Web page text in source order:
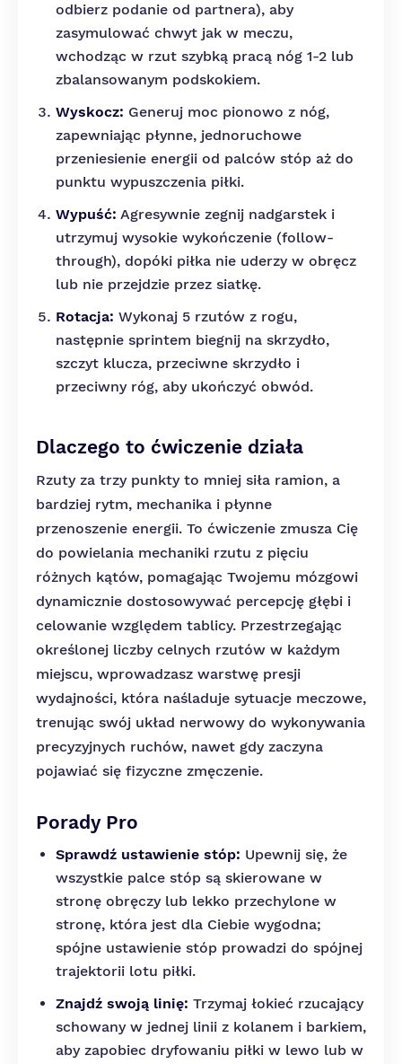
odbierz podanie od partnera), aby
zasymulować chwyt jak w meczu,
wchodząc w rzut szybką pracą nóg 1-2 lub
zbalansowanym podskokiem.
Wyskocz: Generuj moc pionowo z nóg,
zapewniając płynne, jednoruchowe
przeniesienie energii od palców stóp aż do
punktu wypuszczenia piłki.
Wypuść: Agresywnie zegnij nadgarstek i
utrzymuj wysokie wykończenie (follow-
through), dopóki piłka nie uderzy w obręcz
lub nie przejdzie przez siatkę.
Rotacja: Wykonaj 5 rzutów z rogu,
następnie sprintem biegnij na skrzydło,
szczyt klucza, przeciwne skrzydło i
przeciwny róg, aby ukończyć obwód.
Dlaczego to ćwiczenie działa
Rzuty za trzy punkty to mniej siła ramion, a
bardziej rytm, mechanika i płynne
przenoszenie energii. To ćwiczenie zmusza Cię
do powielania mechaniki rzutu z pięciu
różnych kątów, pomagając Twojemu mózgowi
dynamicznie dostosowywać percepcję głębi i
celowanie względem tablicy. Przestrzegając
określonej liczby celnych rzutów w każdym
miejscu, wprowadzasz warstwę presji
wydajności, która naśladuje sytuacje meczowe,
trenując swój układ nerwowy do wykonywania
precyzyjnych ruchów, nawet gdy zaczyna
pojawiać się fizyczne zmęczenie.
Porady Pro
Sprawdź ustawienie stóp: Upewnij się, że
wszystkie palce stóp są skierowane w
stronę obręczy lub lekko przechylone w
stronę, która jest dla Ciebie wygodna;
spójne ustawienie stóp prowadzi do spójnej
trajektorii lotu piłki.
Znajdź swoją linię: Trzymaj łokieć rzucający
schowany w jednej linii z kolanem i barkiem,
aby zapobiec dryfowaniu piłki w lewo lub w